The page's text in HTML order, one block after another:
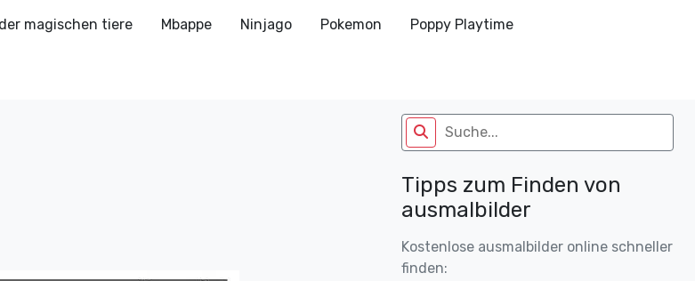
magischen tiere Mbappe Ninjago Pokemon Poppy Playtime
Tipps zum Finden von
ausmalbilder
Kostenlose ausmalbilder online schneller
finden: